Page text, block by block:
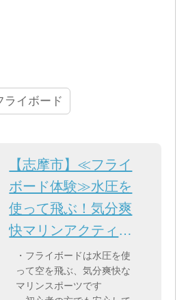
ライボード
【志摩市】≪フライ
ボード体験≫水圧を
使って飛ぶ！気分爽
快マリンアクティビ
ティ！
・フライボードは水圧を使
って空を飛ぶ、気分爽快な
マリンスポーツです